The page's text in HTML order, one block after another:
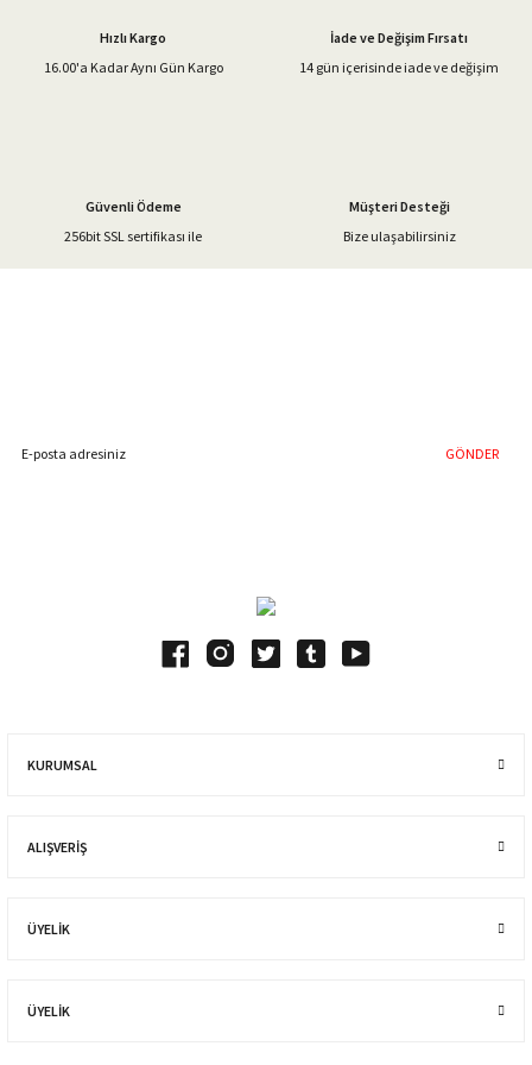
Ürün bilgilerinde hatalar bulunuyor.
Gönder
Hızlı Kargo
16.00'a Kadar Aynı Gün Kargo
İade ve Değişim Fırsatı
14 gün içerisinde iade ve değişim
Güvenli Ödeme
256bit SSL sertifikası ile
Müşteri Desteği
Bize ulaşabilirsiniz
GÖNDER
KURUMSAL
ALIŞVERIŞ
ÜYELİK
ÜYELİK